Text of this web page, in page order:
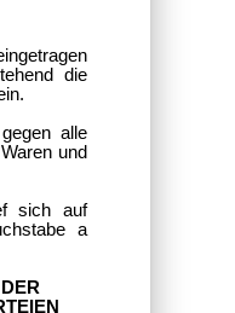
die
alle
und
sich auf
a